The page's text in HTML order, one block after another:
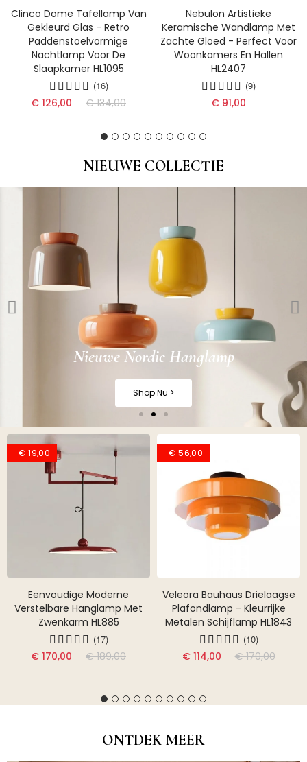
Clinco Dome Tafellamp Van
Gekleurd Glas - Retro
Paddenstoelvormige
Nachtlamp Voor De
Slaapkamer HL1095
(16)
€ 126,00 € 134,00
Nebulon Artistieke
Keramische Wandlamp Met
Zachte Gloed - Perfect Voor
Woonkamers En Hallen
HL2407
(9)
€ 91,00
NIEUWE COLLECTIE
-€ 19,00
Eenvoudige Moderne
Verstelbare Hanglamp Met
Zwenkarm HL885
(17)
€ 170,00 € 189,00
-€ 56,00
Veleora Bauhaus Drielaagse
Plafondlamp - Kleurrijke
Metalen Schijflamp HL1843
(10)
€ 114,00 € 170,00
Nieuwe Nordic Hanglamp
Shop Nu >
ONTDEK MEER